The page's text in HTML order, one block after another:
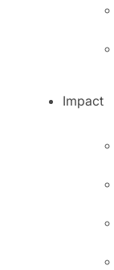
Impact